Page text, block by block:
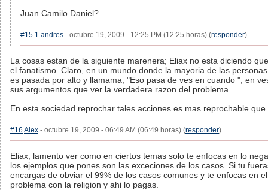
Juan Camilo Daniel?
#15.1 andres - octubre 19, 2009 - 12:25 PM (12:25 horas) (responder)
La cosas estan de la siguiente marenera; Eliax no esta diciendo
el fanatismo. Claro, en un mundo donde la mayoria de las
es pasada por alto y llamama, "Eso pasa de ves en cuando ", en
sus argumentos que ver la verdadera razon del problema.
En esta sociedad reprochar tales acciones es mas reprochable
#16 Alex - octubre 19, 2009 - 06:49 AM (06:49 horas) (responder)
Eliax, lamento ver como en ciertos temas solo te enfocas en lo
los ejemplos que pones son las exceciones de los casos. Si tu
encargas de obviar el 99% de los casos comunes y te enfocas en
problema con la religion y ahi lo pagas.